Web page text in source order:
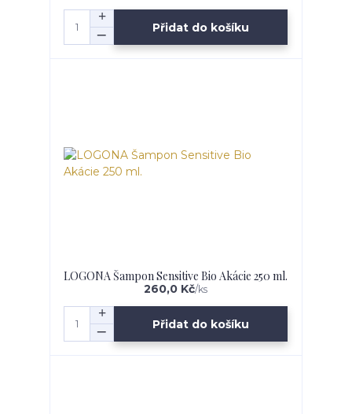
Přidat do košíku
LOGONA Šampon Sensitive Bio Akácie 250 ml.
260,0 Kč/ks
Přidat do košíku